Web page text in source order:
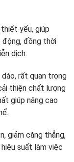
yếu, giúp
động, đồng thời
dịch.
rất quan trọng
thiện chất lượng
giúp nâng cao
giảm căng thẳng,
suất làm việc